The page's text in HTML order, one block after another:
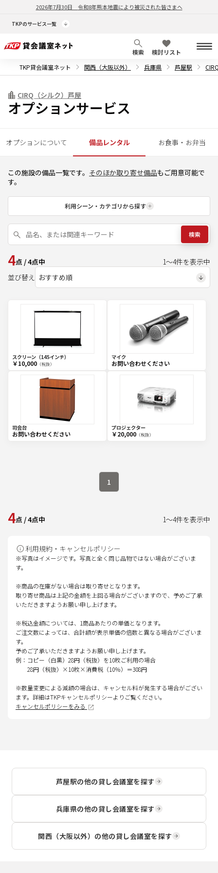
2026年7月30日 令和8年熊本地震により被災された皆さまへ
TKPのサービス一覧
検索
検討リスト
TKP貸会議室ネット
関西（大阪以外） 兵庫県 芦屋駅
CIRQ（シルク）芦屋
オプションサービス
オプションについて 備品レンタル お食事・お弁当
この施設の備品一覧です。 そのほか取り寄せ備品もご用意可能で
す。
利用シーン・カテゴリから探す
検索
4点 /4点中 1～4件を表示中
並び替え
スクリーン（145インチ）
￥10,000（税抜）
マイク
お問い合わせください
司会台
お問い合わせください
プロジェクター
￥20,000（税抜）
1
4点 /4点中 1～4件を表示中
利用規約・キャンセルポリシー
※写真はイメージです。写真と全く同じ品物ではない場合がございま
す。
※商品の在庫がない場合は取り寄せとなります。
取り寄せ商品は上記の金額を上回る場合がございますので、予めご了承
いただきますようお願い申し上げます。
※税込金額については、1商品あたりの単価となります。
ご注文数によっては、合計額が表示単価の倍数と異なる場合がございま
す。
予めご了承いただきますようお願い申し上げます。
例：コピー（白黒）28円（税抜）を10枚ご利用の場合
28円（税抜）×10枚×消費税（10％）＝308円
※数量変更による減額の場合は、キャンセル料が発生する場合がござい
ます。詳細はTKPキャンセルポリシーよりご覧ください。
キャンセルポリシーをみる
芦屋駅の他の貸し会議室を探す
兵庫県の他の貸し会議室を探す
関西（大阪以外） の他の貸し会議室を探す